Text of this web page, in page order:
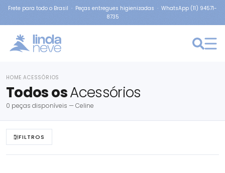
Frete para todo o Brasil · Peças entregues higienizadas · WhatsApp (11) 94571-
8735
HOME ›ACESSÓRIOS
Todos osAcessórios
0 peças disponíveis — Celine
FILTROS